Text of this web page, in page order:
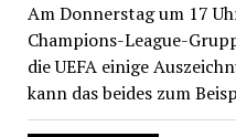
Am Donnerstag um 17
Champions-League-
die UEFA einige
kann das beides zum